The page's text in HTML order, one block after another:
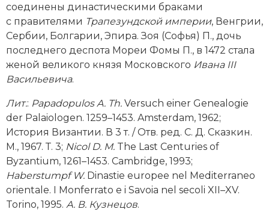
соединены династическими браками
с правителями Трапезундской империи, Венгрии,
Сербии, Болгарии, Эпира. Зоя (Софья) П., дочь
последнего деспота Мореи Фомы П., в 1472 стала
женой великого князя Московского Ивана III
Васильевича.
Лит.: Papadopulos A. Th. Versuch einer Genealogie
der Palaiologen. 1259–1453. Amsterdam, 1962;
История Византии. В 3 т. / Отв. ред. С. Д. Сказкин.
М., 1967. Т. 3; Nicol D. M. The Last Centuries of
Byzantium, 1261–1453. Cambridge, 1993;
Haberstumpf W. Dinastie europee nel Mediterraneo
orientale. I Monferrato e i Savoia nel secoli XII–XV.
Torino, 1995. А. В. Кузнецов.